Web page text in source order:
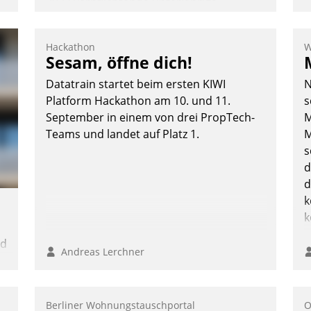
Die monatlichen Mitteilungen zum
Heizungs- und Wasserverbrauch gehen
automatisiert, vollständig und auf
Wunsch über mehrere zuvor festgelegte
Kommunikationswege bei den
Empfängern ein.
Hackathon
Sesam, öffne dich!
Datatrain startet beim ersten KIWI
Platform Hackathon am 10. und 11.
September in einem von drei PropTech-
Teams und landet auf Platz 1.
Andreas Lerchner
Berliner Wohnungstauschportal